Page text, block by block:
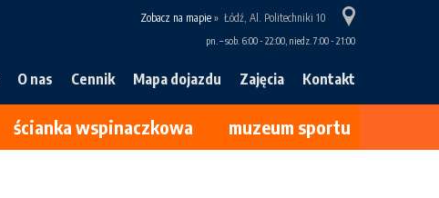
» Łódź, Al. Politechniki 10
Zobacz na mapie
pn. – sob. 6:00 - 22:00, niedz. 7:00 - 21:00
O nas Cennik Mapa dojazdu Zajęcia Kontakt
ścianka wspinaczkowa muzeum sportu